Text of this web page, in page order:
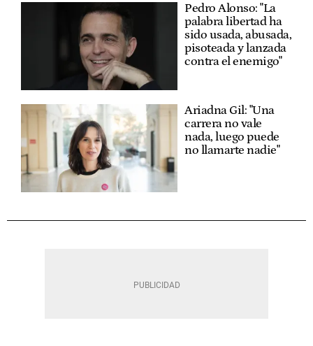
Pedro Alonso: "La
palabra libertad ha
sido usada, abusada,
pisoteada y lanzada
contra el enemigo"
Ariadna Gil: "Una
carrera no vale
nada, luego puede
no llamarte nadie"